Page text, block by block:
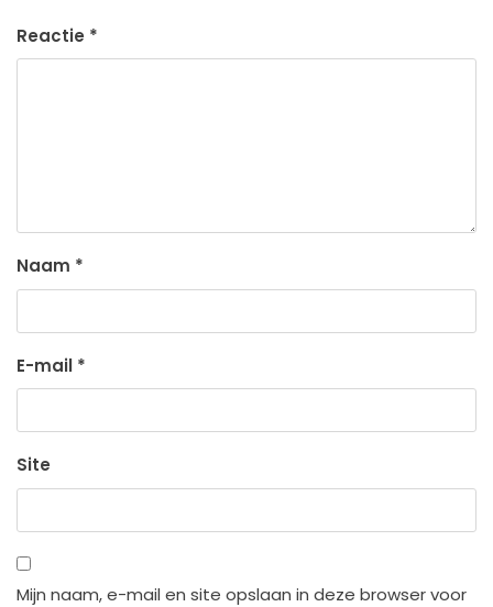
Reactie *
Naam *
E-mail *
Site
Mijn naam, e-mail en site opslaan in deze browser voor